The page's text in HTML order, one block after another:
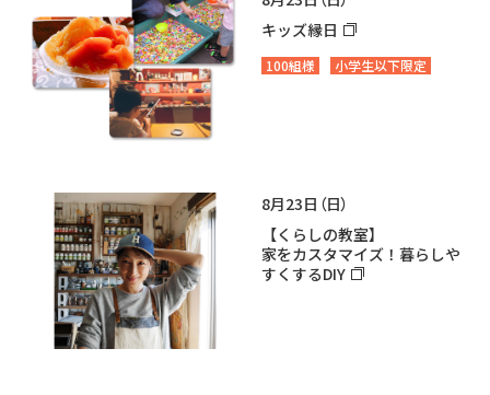
100組様 小学生以下限定
キッズ縁日
8月23日（日）
【くらしの教室】
家をカスタマイズ！暮らしや
すくするDIY